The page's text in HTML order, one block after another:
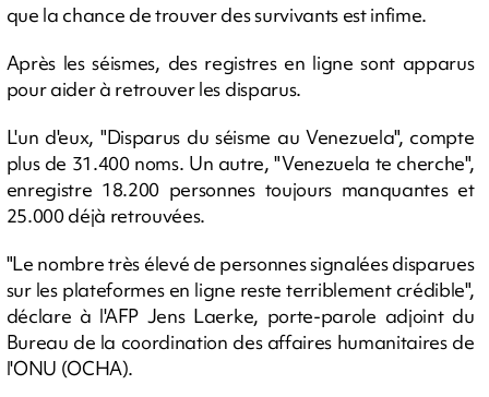
que la chance de trouver des survivants est infime.
Après les séismes, des registres en ligne sont apparus
pour aider à retrouver les disparus.
L'un d'eux, "Disparus du séisme au Venezuela", compte
plus de 31.400 noms. Un autre, "Venezuela te cherche",
enregistre 18.200 personnes toujours manquantes et
25.000 déjà retrouvées.
"Le nombre très élevé de personnes signalées disparues
sur les plateformes en ligne reste terriblement crédible",
déclare à l'AFP Jens Laerke, porte-parole adjoint du
Bureau de la coordination des affaires humanitaires de
l'ONU (OCHA).